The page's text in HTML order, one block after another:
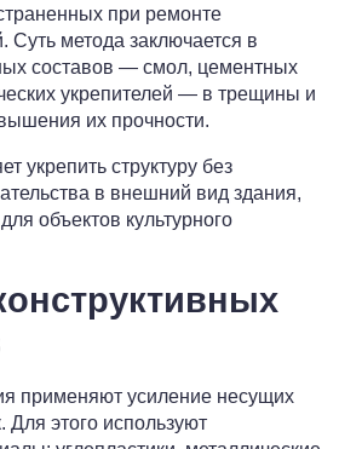
при ремонте
Суть метода заключается в
составов — смол, цементных
укрепителей — в трещины и
их прочности.
укрепить структуру без
в внешний вид здания,
объектов культурного
применяют усиление несущих
Для этого используют